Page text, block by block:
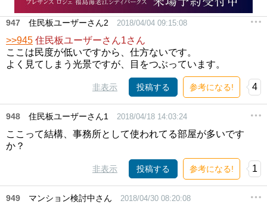
947 住民板ユーザーさん2 2018/04/04 09:15:08
>>945 住民板ユーザーさん1さん
ここは民度が低いですから、仕方ないです。
よく見てしまう光景ですが、目をつぶっています。
非表示 投稿する 参考になる! 4
948 住民板ユーザーさん1 2018/04/18 14:03:24
ここって結構、事務所として使われてる部屋が多いです
か？
非表示 投稿する 参考になる! 1
949 マンション検討中さん 2018/04/30 08:20:08